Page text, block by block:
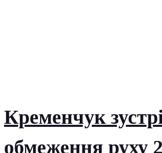
Кременчук
обмеження руху